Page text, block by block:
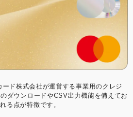
ード株式会社が運営する事業用のクレジ
ダウンロードやCSV出力機能を備えてお
る点が特徴です。